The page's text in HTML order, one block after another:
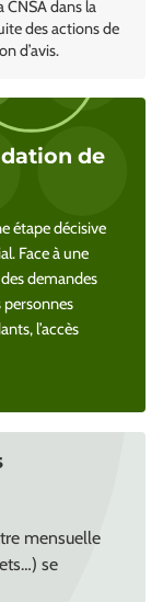
CNSA dans la
des actions de
d’avis.
de
étape décisive
Face à une
demandes
personnes
l’accès
mensuelle
se